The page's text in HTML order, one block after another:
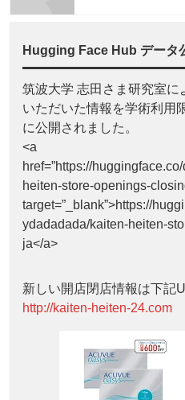
Hugging Face Hub データ
筑波大学 志田さま研究室に
いただいた情報を学術利用
に公開されました。
<a
href=”https://
heiten-store-openings-
target=”_blank”>https://
ydadadada/kaiten-heiten-
ja</a>
新しい開店閉店情報は下記
http://kaiten-heiten-24.com